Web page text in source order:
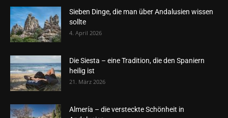
Sieben Dinge, die man über Andalusien wissen
sollte
4. April 2026
Die Siesta – eine Tradition, die den Spaniern
heilig ist
21. März 2026
Almería – die versteckte Schönheit in